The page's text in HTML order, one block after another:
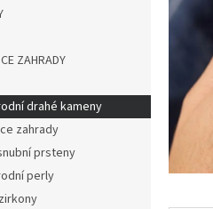
ZAHRADY
drahé kameny
zahrady
prsteny
perly